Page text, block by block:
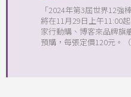
「2024年第3屆世界12強
將在11月29日上午11:00
家行動購、博客來品牌旗
預購，每張定價120元。